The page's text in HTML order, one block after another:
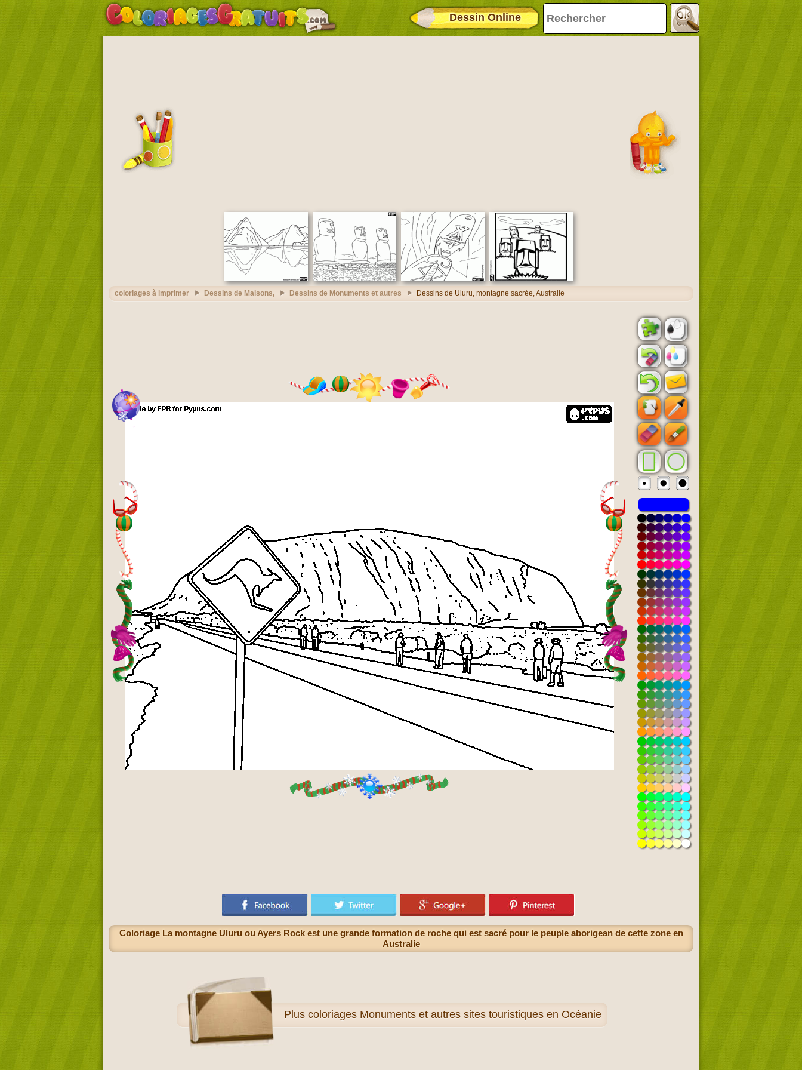
Dessin Online
coloriages à imprimer Dessins de Maisons, Dessins de Monuments et autres Dessins de Uluru, montagne sacrée, Australie
Coloriage La montagne Uluru ou Ayers Rock est une grande formation de roche qui est sacré pour le peuple aborigean de cette zone en
Australie
Plus coloriages Monuments et autres sites touristiques en Océanie